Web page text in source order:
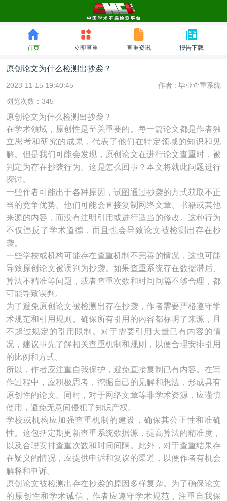
首页 立即查重 查重资讯 报告下载
原创论文为什么检测出抄袭？
2023-11-15 19:40:45 作者 : 毕业查重系统
浏览次数：345
原创论文为什么检测出抄袭？
在学术领域，原创性是至关重要的。每一篇论文都是作者独
立思考和研究的成果，代表了他们在特定领域的知识和见
解。但是我们可能会发现，原创论文在进行论文查重时，被
判定为存在抄袭行为。这是怎么回事？本文将就此问题进行
探讨。
一些作者可能出于各种原因，试图通过抄袭的方式获取不正
当的竞争优势。他们可能会直接复制网络文章、书籍或其他
来源的内容，而没有注明引用或进行适当的修改。这种行为
不仅违反了学术道德，而且也会导致论文被检测出存在抄
袭。
一些学校或机构可能存在查重机制不完善的情况，这也可能
导致原创论文被误判为抄袭。如果查重系统存在数据滞后、
算法不精准等问题，或者查重次数和时间间隔不够合理，都
可能导致误判。
为了避免原创论文被检测出存在抄袭，作者需要严格遵守学
术规范和引用规则。确保所有引用的内容都标明了来源，且
不超过规定的引用限制。对于需要引用大量已有内容的情
况，建议事先了解相关查重机制和规则，以便合理安排引用
的比例和方式。
所以，作者应注重自我保护，避免直接复制已有内容。在写
作过程中，应积极思考，挖掘自己的见解和想法，形成具有
原创性的论文。同时，对于网络文章等非学术资源，应谨慎
使用，避免无意间侵犯了知识产权。
学校或机构应加强查重机制的建设，确保其公正性和准确
性。这包括定期更新查重系统数据源，提高算法的精准度，
以及合理安排查重次数和时间间隔。此外，对于查重结果存
在疑义的情况，应提供申诉和复议的渠道，以便作者有机会
解释和申诉。
原创论文被检测出存在抄袭的原因多样复杂。为了确保论文
的原创性和学术诚信，作者应遵守学术规范，注重自我保